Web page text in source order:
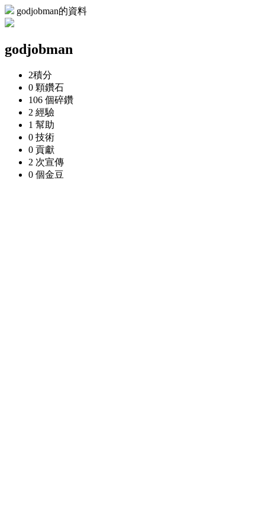
godjobman的資料
godjobman
2積分
0 顆鑽石
106 個碎鑽
2 經驗
1 幫助
0 技術
0 貢獻
2 次宣傳
0 個金豆